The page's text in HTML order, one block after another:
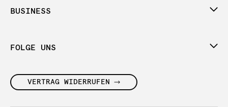
BUSINESS
FOLGE UNS
VERTRAG WIDERRUFEN